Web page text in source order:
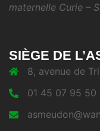
maternelle Curie –
SIÈGE DE
8, avenue de
01 45 07 95 50